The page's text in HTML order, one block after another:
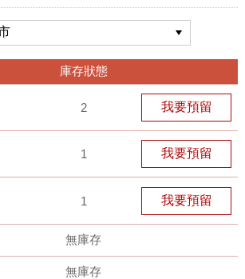
庫存狀態
2 我要預留
1 我要預留
1 我要預留
無庫存
無庫存